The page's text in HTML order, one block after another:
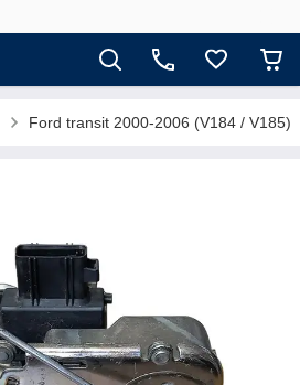
Ford transit 2000-2006 (V184 / V185)